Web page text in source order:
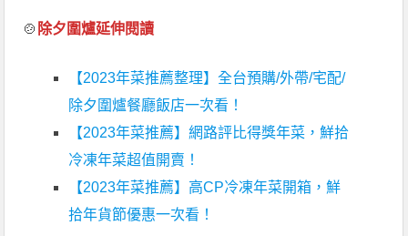
🍲 除夕圍爐延伸閱讀
【2023年菜推薦整理】全台預購/外帶/宅配/
除夕圍爐餐廳飯店一次看！
【2023年菜推薦】網路評比得獎年菜，鮮拾
冷凍年菜超值開賣！
【2023年菜推薦】高CP冷凍年菜開箱，鮮
拾年貨節優惠一次看！